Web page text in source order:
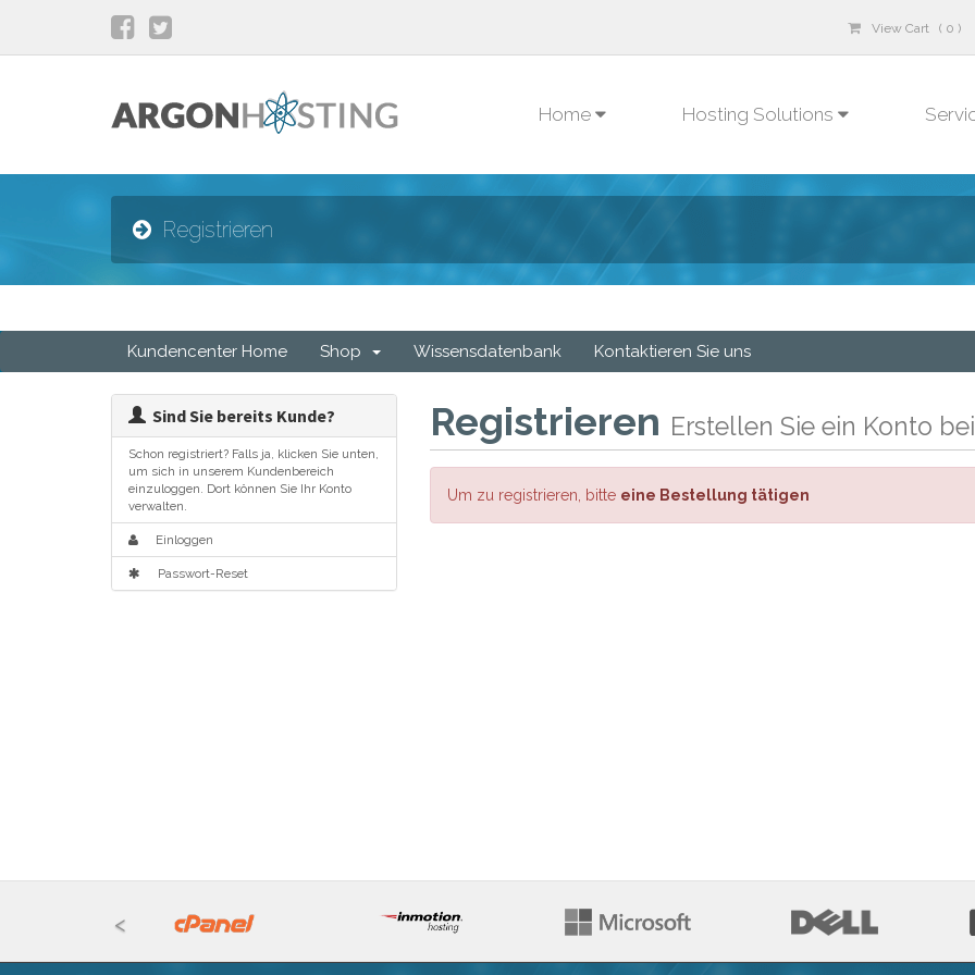
View Cart ( 0 )
Home Hosting Solutions
Registrieren
Kundencenter Home Shop Wissensdatenbank Kontaktieren Sie uns
Registrieren Erstellen Sie ein Konto
Sind Sie bereits Kunde?
Schon registriert? Falls ja, klicken Sie unten,
um sich in unserem Kundenbereich
einzuloggen. Dort können Sie Ihr Konto
verwalten.
Einloggen
Passwort-Reset
Um zu registrieren, bitte eine Bestellung tätigen
<